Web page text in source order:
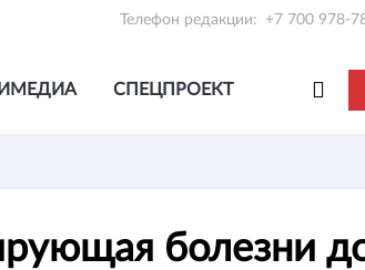
Телефон редакции: +7 700 978-
СПЕЦПРОЕКТ
болезни